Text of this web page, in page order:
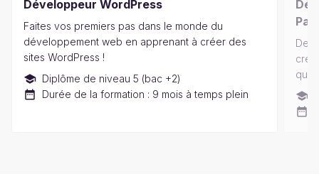
Développeur WordPress
Faites vos premiers pas dans le monde du
développement web en apprenant à créer des
sites WordPress !
Diplôme de niveau 5 (bac +2)
Durée de la formation : 9 mois à temps plein